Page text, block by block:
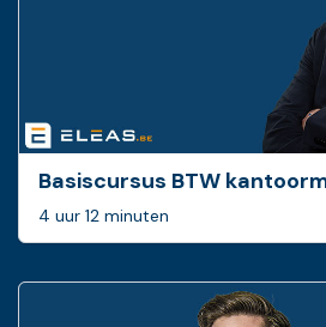
Basiscursus BTW
4 uur 12 minuten